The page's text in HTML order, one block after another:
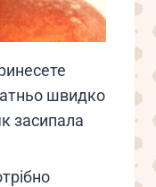
швидко
засипала